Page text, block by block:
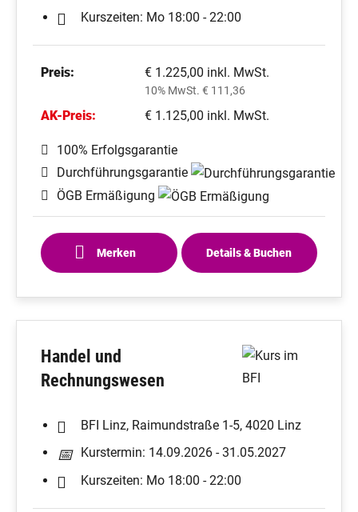
Kurszeiten: Mo 18:00 - 22:00
Preis: € 1.225,00 inkl. MwSt.
10% MwSt. € 111,36
AK-Preis: € 1.125,00 inkl. MwSt.
100% Erfolgsgarantie
Durchführungsgarantie
ÖGB Ermäßigung
Merken Details & Buchen
Handel und
Rechnungswesen
BFI Linz, Raimundstraße 1-5, 4020 Linz
Kurstermin: 14.09.2026 - 31.05.2027
Kurszeiten: Mo 18:00 - 22:00